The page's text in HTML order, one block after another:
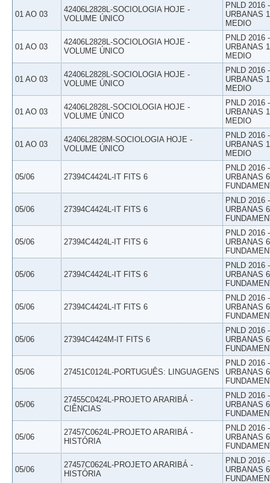
01 AO 03
42406L2828L-SOCIOLOGIA HOJE -
VOLUME ÚNICO
PNLD 2016
URBANAS
MEDIO
01 AO 03
42406L2828L-SOCIOLOGIA HOJE -
VOLUME ÚNICO
PNLD 2016
URBANAS
MEDIO
01 AO 03
42406L2828L-SOCIOLOGIA HOJE -
VOLUME ÚNICO
PNLD 2016
URBANAS
MEDIO
01 AO 03
42406L2828L-SOCIOLOGIA HOJE -
VOLUME ÚNICO
PNLD 2016
URBANAS
MEDIO
01 AO 03
42406L2828M-SOCIOLOGIA HOJE -
VOLUME ÚNICO
PNLD 2016
URBANAS
MEDIO
05/06 27394C4424L-IT FITS 6
PNLD 2016
URBANAS
05/06 27394C4424L-IT FITS 6
PNLD 2016
URBANAS
05/06 27394C4424L-IT FITS 6
PNLD 2016
URBANAS
05/06 27394C4424L-IT FITS 6
PNLD 2016
URBANAS
05/06 27394C4424L-IT FITS 6
PNLD 2016
URBANAS
05/06 27394C4424M-IT FITS 6
PNLD 2016
URBANAS
05/06 27451C0124L-PORTUGUÊS: LINGUAGENS
PNLD 2016
URBANAS
05/06
27455C0424L-PROJETO ARARIBÁ -
CIÊNCIAS
PNLD 2016
URBANAS
05/06
27457C0624L-PROJETO ARARIBÁ -
HISTÓRIA
PNLD 2016
URBANAS
05/06
27457C0624L-PROJETO ARARIBÁ -
HISTÓRIA
PNLD 2016
URBANAS